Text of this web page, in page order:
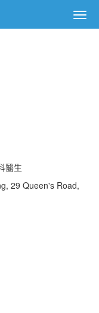
醫生
29 Queen's Road,